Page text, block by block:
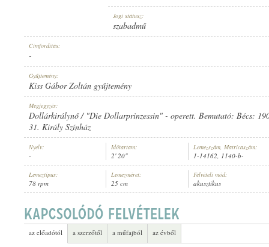
ELŐADÓ: ISMERETLEN ZENEKAR, ALBERT MÜLLER (HARANGJÁTÉK)
1-14162
Jogi státusz:
szabadmű
Címfordítás:
-
Gyűjtemény:
Kiss Gábor Zoltán gyűjtemény
Megjegyzés:
Dollárkirálynő / "Die Dollarprinzessin" - operett. Bemutató: Bécs:
31. Király Színház
Nyelv:
-
Időtartam:
2' 20"
Lemezszám, Matricaszám:
1-14162, 1140-b-
Lemeztípus:
78 rpm
Lemezméret:
25 cm
Felvételi mód:
akusztikus
az előadótól a szerzőtől a műfajból az évből